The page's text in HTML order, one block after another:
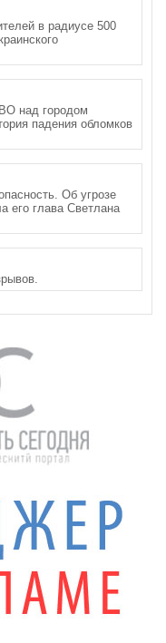
в радиусе 500
над городом
падения обломков
Об угрозе
его глава Светлана